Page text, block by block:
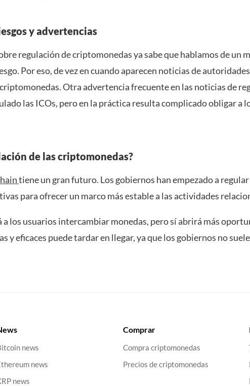
y advertencias
regulación de criptomonedas ya sabe que hablamos de un
Por eso, de vez en cuando aparecen noticias de
Otra advertencia frecuente en las noticias de
las ICOs, pero en la práctica resulta complicado obligar a
de las criptomonedas?
tiene un gran futuro. Los gobiernos han empezado a
para ofrecer un marco más estable a las actividades
los usuarios intercambiar monedas, pero sí abrirá más
y eficaces puede tardar en llegar, ya que los gobiernos no
news
news
news
Comprar
Compra criptomonedas
Precios de criptomonedas